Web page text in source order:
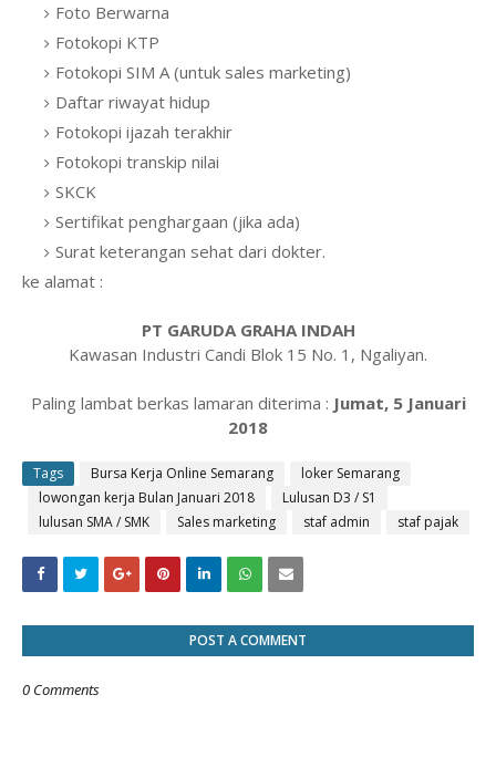
Foto Berwarna
Fotokopi KTP
Fotokopi SIM A (untuk sales marketing)
Daftar riwayat hidup
Fotokopi ijazah terakhir
Fotokopi transkip nilai
SKCK
Sertifikat penghargaan (jika ada)
Surat keterangan sehat dari dokter.
ke alamat :
PT GARUDA GRAHA INDAH
Kawasan Industri Candi Blok 15 No. 1, Ngaliyan.
Paling lambat berkas lamaran diterima : Jumat, 5 Januari
2018
Tags Bursa Kerja Online Semarang
loker Semarang
lowongan kerja Bulan Januari 2018
Lulusan D3 / S1
lulusan SMA / SMK
Sales marketing staf admin staf pajak
POST A COMMENT
0 Comments